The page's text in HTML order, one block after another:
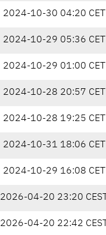
2024-10-30 04:20 CET
2024-10-29 05:36 CET
2024-10-29 01:00 CET
2024-10-28 20:57 CET
2024-10-28 19:25 CET
2024-10-31 18:06 CET
2024-10-29 16:08 CET
2026-04-20 23:20 CEST
2026-04-20 22:42 CEST